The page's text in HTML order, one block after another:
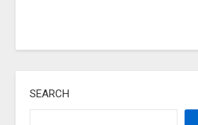
SEARCH